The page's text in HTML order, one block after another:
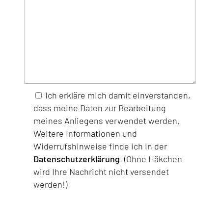
Ich erkläre mich damit einverstanden,
dass meine Daten zur Bearbeitung
meines Anliegens verwendet werden.
Weitere Informationen und
Widerrufshinweise finde ich in der
Datenschutzerklärung. (Ohne Häkchen
wird Ihre Nachricht nicht versendet
werden!)